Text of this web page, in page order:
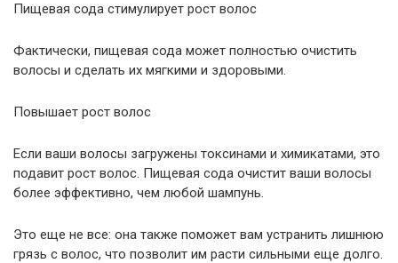
Пищевая сода стимулирует рост волос
Фактически, пищевая сода может полностью очистить
волосы и сделать их мягкими и здоровыми.
Повышает рост волос
Если ваши волосы загружены токсинами и химикатами, это
подавит рост волос. Пищевая сода очистит ваши волосы
более эффективно, чем любой шампунь.
Это еще не все: она также поможет вам устранить лишнюю
грязь с волос, что позволит им расти сильными еще долго.